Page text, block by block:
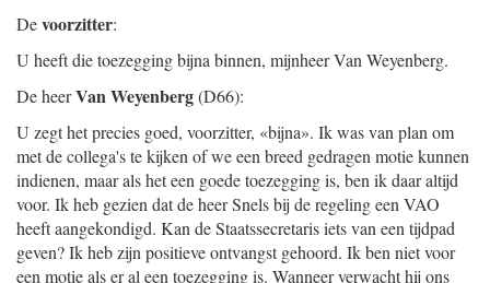
Devoorzitter:
U heeft die toezegging bijna binnen, mijnheer Van Weyenberg.
De heerVan Weyenberg(D66):
U zegt het precies goed, voorzitter, «bijna». Ik was van plan om
met de collega's te kijken of we een breed gedragen motie kunnen
indienen, maar als het een goede toezegging is, ben ik daar altijd
voor. Ik heb gezien dat de heer Snels bij de regeling een VAO
heeft aangekondigd. Kan de Staatssecretaris iets van een tijdpad
geven? Ik heb zijn positieve ontvangst gehoord. Ik ben niet voor
een motie als er al een toezegging is. Wanneer verwacht hij ons